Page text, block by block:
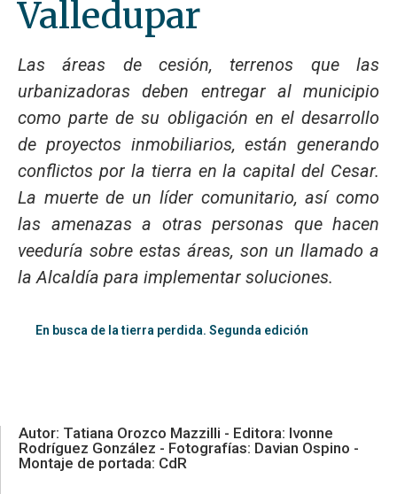
Valledupar
Las áreas de cesión, terrenos que las
urbanizadoras deben entregar al municipio
como parte de su obligación en el desarrollo
de proyectos inmobiliarios, están generando
conflictos por la tierra en la capital del Cesar.
La muerte de un líder comunitario, así como
las amenazas a otras personas que hacen
veeduría sobre estas áreas, son un llamado a
la Alcaldía para implementar soluciones.
En busca de la tierra perdida. Segunda edición
Autor: Tatiana Orozco Mazzilli - Editora: Ivonne
Rodríguez González - Fotografías: Davian Ospino -
Montaje de portada: CdR